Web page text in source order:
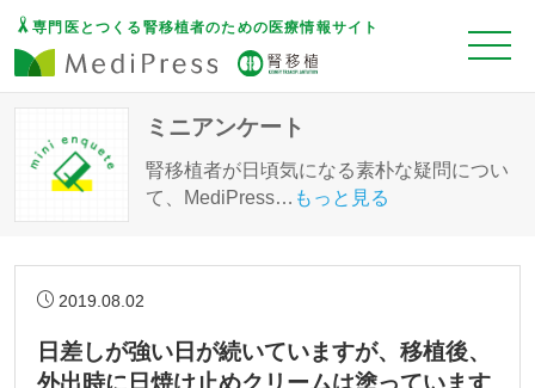
専門医とつくる腎移植者のための医療情報サイト
ミニアンケート
腎移植者が日頃気になる素朴な疑問につい
て、MediPress… もっと見る
2019.08.02
日差しが強い日が続いていますが、移植後、
外出時に日焼け止めクリームは塗っています